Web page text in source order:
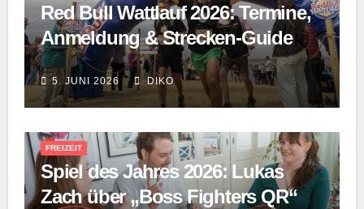
Red Bull Wattlauf 2026: Termine,
Anmeldung & Strecken-Guide
5. JUNI 2026 DIKO
FREIZEIT
Spiel des Jahres 2026: Lukas
Zach über „Boss Fighters QR“